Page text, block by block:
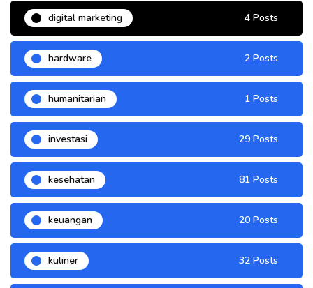
digital marketing 4 Posts
hardware 2 Posts
humanitarian 1 Posts
investasi 29 Posts
kesehatan 81 Posts
keuangan 20 Posts
kuliner 32 Posts